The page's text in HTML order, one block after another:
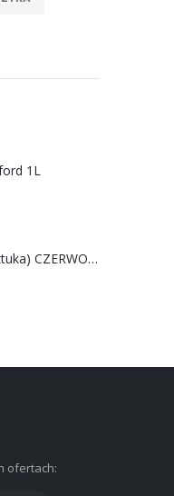
1L
Nakrętka na wentyle (1 sztuka) CZERWONA
ofertach: